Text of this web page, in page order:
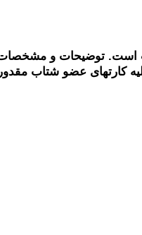
است. توضیحات و
کارتهای عضو شتاب